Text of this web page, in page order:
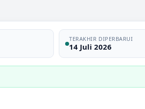
TERAKHIR DIPERBARUI
14 Juli 2026